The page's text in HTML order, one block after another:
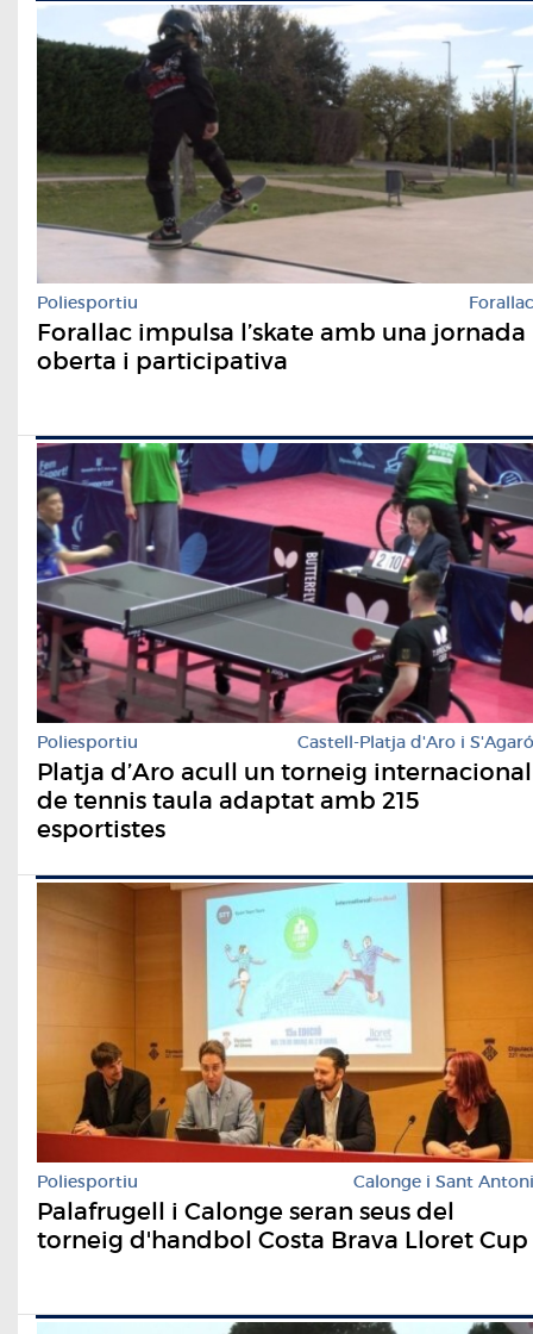
Poliesportiu Forallac
Forallac impulsa l’skate amb una jornada
oberta i participativa
Poliesportiu Castell-Platja d'Aro i S'Agaró
Platja d’Aro acull un torneig internacional
de tennis taula adaptat amb 215
esportistes
Poliesportiu Calonge i Sant Antoni
Palafrugell i Calonge seran seus del
torneig d'handbol Costa Brava Lloret Cup